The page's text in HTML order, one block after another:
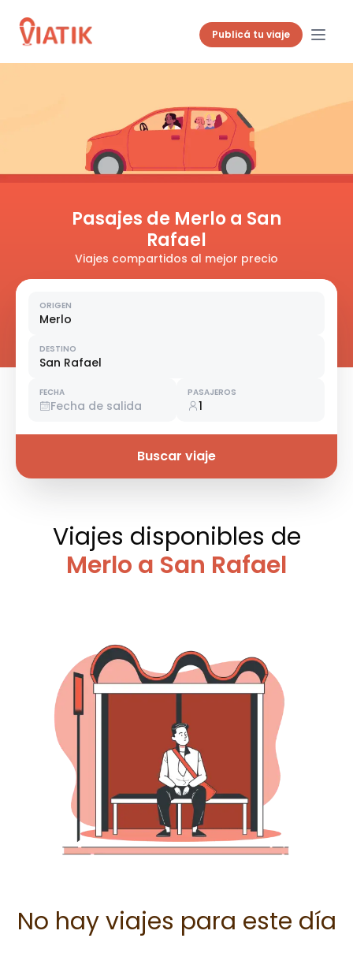
Publicá tu viaje
Pasajes de Merlo a San
Rafael
Viajes compartidos al mejor precio
ORIGEN
Merlo
DESTINO
San Rafael
FECHA
Fecha de salida
PASAJEROS
1
Buscar viaje
Viajes disponibles de
Merlo a San Rafael
No hay viajes para este día